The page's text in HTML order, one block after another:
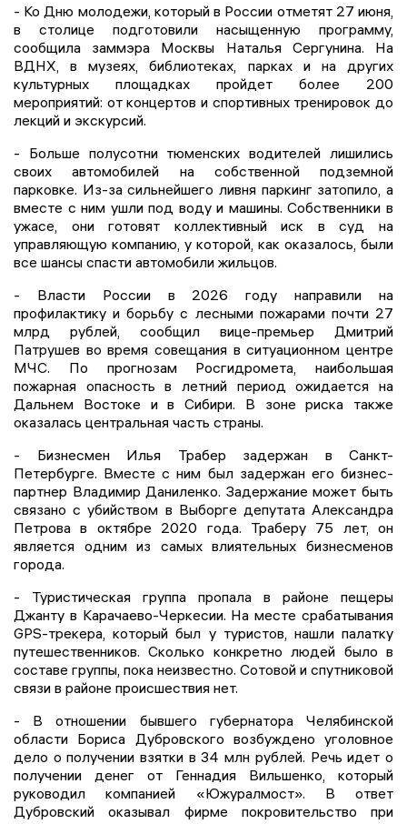
- Ко Дню молодежи, который в России отметят 27 июня,
в столице подготовили насыщенную программу,
сообщила заммэра Москвы Наталья Сергунина. На
ВДНХ, в музеях, библиотеках, парках и на других
культурных площадках пройдет более 200
мероприятий: от концертов и спортивных тренировок до
лекций и экскурсий.
- Больше полусотни тюменских водителей лишились
своих автомобилей на собственной подземной
парковке. Из-за сильнейшего ливня паркинг затопило, а
вместе с ним ушли под воду и машины. Собственники в
ужасе, они готовят коллективный иск в суд на
управляющую компанию, у которой, как оказалось, были
все шансы спасти автомобили жильцов.
- Власти России в 2026 году направили на
профилактику и борьбу с лесными пожарами почти 27
млрд рублей, сообщил вице-премьер Дмитрий
Патрушев во время совещания в ситуационном центре
МЧС. По прогнозам Росгидромета, наибольшая
пожарная опасность в летний период ожидается на
Дальнем Востоке и в Сибири. В зоне риска также
оказалась центральная часть страны.
- Бизнесмен Илья Трабер задержан в Санкт-
Петербурге. Вместе с ним был задержан его бизнес-
партнер Владимир Даниленко. Задержание может быть
связано с убийством в Выборге депутата Александра
Петрова в октябре 2020 года. Траберу 75 лет, он
является одним из самых влиятельных бизнесменов
города.
- Туристическая группа пропала в районе пещеры
Джанту в Карачаево-Черкесии. На месте срабатывания
GPS-трекера, который был у туристов, нашли палатку
путешественников. Сколько конкретно людей было в
составе группы, пока неизвестно. Сотовой и спутниковой
связи в районе происшествия нет.
- В отношении бывшего губернатора Челябинской
области Бориса Дубровского возбуждено уголовное
дело о получении взятки в 34 млн рублей. Речь идет о
получении денег от Геннадия Вильшенко, который
руководил компанией «Южуралмост». В ответ
Дубровский оказывал фирме покровительство при